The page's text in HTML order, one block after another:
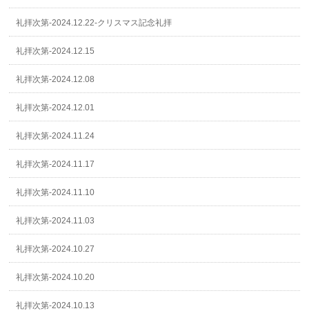
礼拝次第-2024.12.22-クリスマス記念礼拝
礼拝次第-2024.12.15
礼拝次第-2024.12.08
礼拝次第-2024.12.01
礼拝次第-2024.11.24
礼拝次第-2024.11.17
礼拝次第-2024.11.10
礼拝次第-2024.11.03
礼拝次第-2024.10.27
礼拝次第-2024.10.20
礼拝次第-2024.10.13